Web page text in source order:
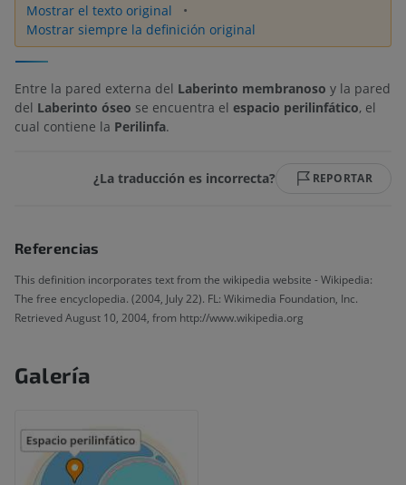
Mostrar el texto original
Mostrar siempre la definición original
Entre la pared externa del Laberinto membranoso y la pared
del Laberinto óseo se encuentra el espacio perilinfático, el
cual contiene la Perilinfa.
¿La traducción es incorrecta? REPORTAR
Referencias
This definition incorporates text from the wikipedia website - Wikipedia:
The free encyclopedia. (2004, July 22). FL: Wikimedia Foundation, Inc.
Retrieved August 10, 2004, from http://www.wikipedia.org
Galería